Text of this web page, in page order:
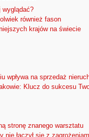
wyglądać?
również fason
krajów na świecie
wpływa na sprzedaż
Klucz do sukcesu
stronę znanego warsztatu
nie łączył się z